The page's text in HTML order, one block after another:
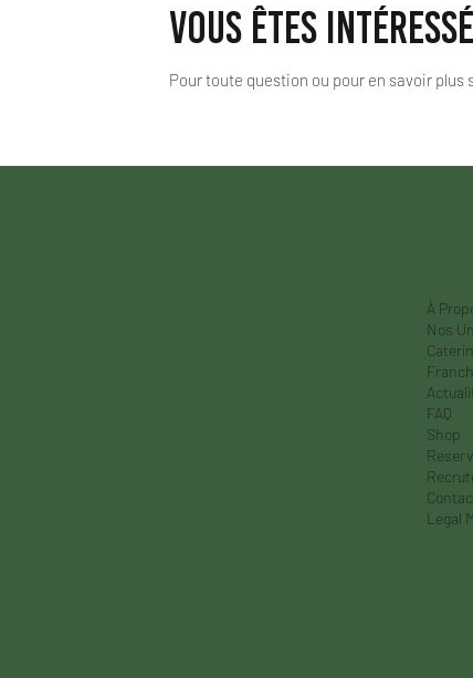
Vous êtes
Pour toute question ou pour en savoir
À
Nos
FAQ
Shop
Legal